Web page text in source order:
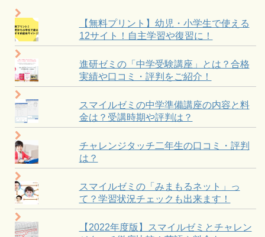
【無料プリント】幼児・小学生で使える
12サイト！自主学習や復習に！
進研ゼミの「中学受験講座」とは？合格
実績や口コミ・評判をご紹介！
スマイルゼミの中学準備講座の内容と料
金は？受講時期や評判は？
チャレンジタッチ二年生の口コミ・評判
は？
スマイルゼミの「みまもるネット」っ
て？学習状況チェックも出来ます！
【2022年度版】スマイルゼミとチャレン